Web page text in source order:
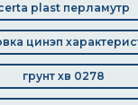
plast перламутр
цинэп
грунт хв 0278